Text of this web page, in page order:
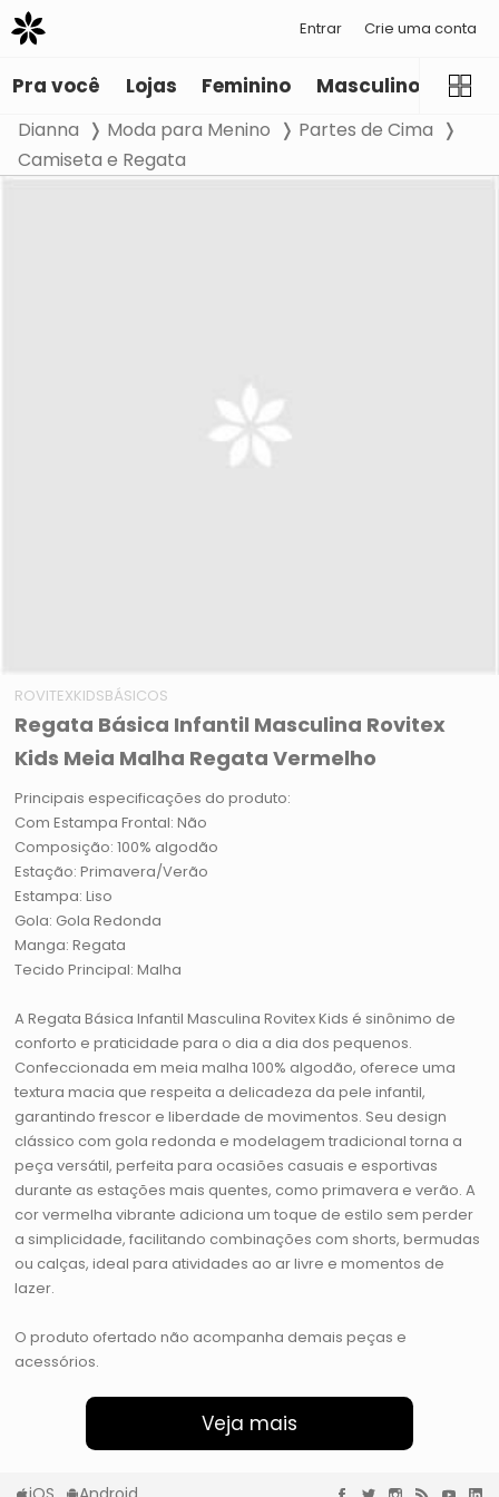
Entrar Crie uma conta
Pra você Lojas Feminino Masculino
Dianna Moda para Menino
Partes de Cima
Camiseta e Regata
ROVITEXKIDSBÁSICOS
Regata Básica Infantil Masculina Rovitex
Kids Meia Malha Regata Vermelho
Principais especificações do produto:
Com Estampa Frontal: Não
Composição: 100% algodão
Estação: Primavera/Verão
Estampa: Liso
Gola: Gola Redonda
Manga: Regata
Tecido Principal: Malha
A Regata Básica Infantil Masculina Rovitex Kids é sinônimo de
conforto e praticidade para o dia a dia dos pequenos.
Confeccionada em meia malha 100% algodão, oferece uma
textura macia que respeita a delicadeza da pele infantil,
garantindo frescor e liberdade de movimentos. Seu design
clássico com gola redonda e modelagem tradicional torna a
peça versátil, perfeita para ocasiões casuais e esportivas
durante as estações mais quentes, como primavera e verão. A
cor vermelha vibrante adiciona um toque de estilo sem perder
a simplicidade, facilitando combinações com shorts, bermudas
ou calças, ideal para atividades ao ar livre e momentos de
lazer.
O produto ofertado não acompanha demais peças e
acessórios.
Veja mais